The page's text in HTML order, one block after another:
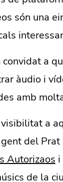
són una
a
àudio i
amb
a
del Prat
Autorizaos i
de la